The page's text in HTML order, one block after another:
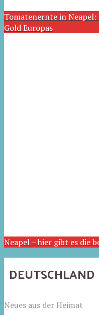
Tomatenernte in
Gold Europas
Neapel – hier gibt es die
DEUTSCHLAND
Neues aus der Heimat